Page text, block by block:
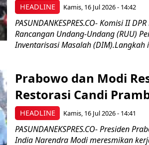
HEADLINE Kamis, 16 Jul 2026 - 14:42
PASUNDANKESPRES.CO- Komisi II
Rancangan Undang-Undang (RUU)
Inventarisasi Masalah (DIM).Langkah
HEADLINE
Prabowo dan Modi
Restorasi Candi
Kamis, 16 Jul 2026 - 14:41
PASUNDANEKSPRES.CO- Presiden
India Narendra Modi meresmikan